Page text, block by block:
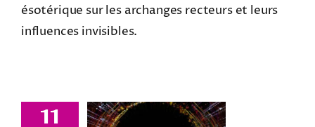
ésotérique sur les archanges recteurs et leurs
influences invisibles.
11